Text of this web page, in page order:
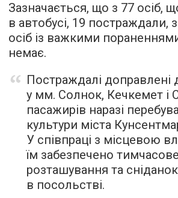
Зазначається, що з 77 осіб,
в автобусі, 19 постраждали,
осіб із важкими
немає.
Постраждалі доправлені
у мм. Солнок, Кечкемет і
пасажирів наразі
культури міста
У співпраці з місцевою
їм забезпечено тимчасове
розташування та
в посольстві.